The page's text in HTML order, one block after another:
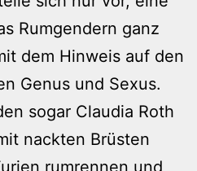
Rumgendern ganz
dem Hinweis auf den
Genus und Sexus.
sogar Claudia Roth
nackten Brüsten
rumrennen und